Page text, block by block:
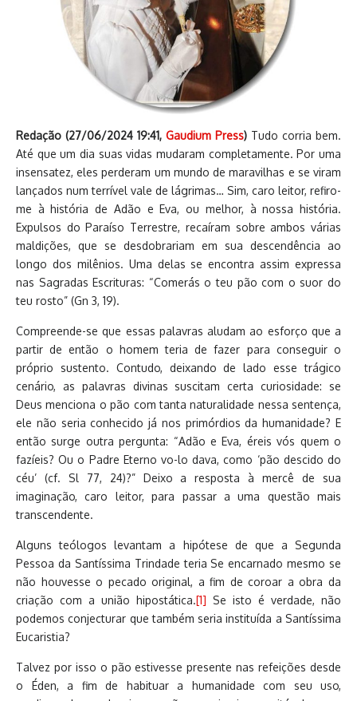
Redação (27/06/2024 19:41, Gaudium Press) Tudo corria bem.
Até que um dia suas vidas mudaram completamente. Por uma
insensatez, eles perderam um mundo de maravilhas e se viram
lançados num terrível vale de lágrimas… Sim, caro leitor, refiro-
me à história de Adão e Eva, ou melhor, à nossa história.
Expulsos do Paraíso Terrestre, recaíram sobre ambos várias
maldições, que se desdobrariam em sua descendência ao
longo dos milênios. Uma delas se encontra assim expressa
nas Sagradas Escrituras: “Comerás o teu pão com o suor do
teu rosto” (Gn 3, 19).
Compreende-se que essas palavras aludam ao esforço que a
partir de então o homem teria de fazer para conseguir o
próprio sustento. Contudo, deixando de lado esse trágico
cenário, as palavras divinas suscitam certa curiosidade: se
Deus menciona o pão com tanta naturalidade nessa sentença,
ele não seria conhecido já nos primórdios da humanidade? E
então surge outra pergunta: “Adão e Eva, éreis vós quem o
fazíeis? Ou o Padre Eterno vo-lo dava, como ‘pão descido do
céu’ (cf. Sl 77, 24)?” Deixo a resposta à mercê de sua
imaginação, caro leitor, para passar a uma questão mais
transcendente.
Alguns teólogos levantam a hipótese de que a Segunda
Pessoa da Santíssima Trindade teria Se encarnado mesmo se
não houvesse o pecado original, a fim de coroar a obra da
criação com a união hipostática.[1] Se isto é verdade, não
podemos conjecturar que também seria instituída a Santíssima
Eucaristia?
Talvez por isso o pão estivesse presente nas refeições desde
o Éden, a fim de habituar a humanidade com seu uso,